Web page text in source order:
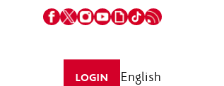
LOGIN English